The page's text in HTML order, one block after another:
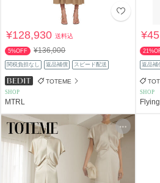
¥128,930送料込
5%OFF ¥136,000
関税負担なし 返品補償 スピード配送
TOTEME
SHOP
MTRL
返品補
SHOP